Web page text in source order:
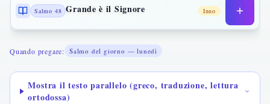
Salmo 48 Grande è il Signore Inno
Quando pregare: Salmo del giorno — lunedì
Mostra il testo parallelo (greco, traduzione, lettura
ortodossa)